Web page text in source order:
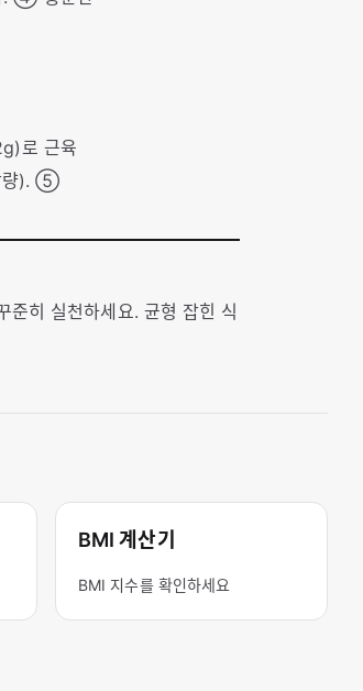
로 근육
량). ⑤
준히 실천하세요. 균형 잡힌 식
BMI 계산기
BMI 지수를 확인하세요